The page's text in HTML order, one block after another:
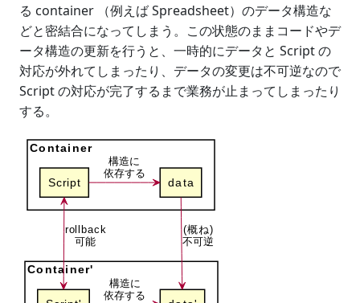
る container （例えば Spreadsheet）のデータ構造な
どと密結合になってしまう。この状態のままコードやデ
ータ構造の更新を行うと、一時的にデータと Script の
対応が外れてしまったり、データの変更は不可逆なので
Script の対応が完了するまで業務が止まってしまったり
する。